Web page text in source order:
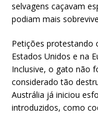
selvagens caçavam
podiam mais
Petições protestando
Estados Unidos e na
Inclusive, o gato não
considerado tão
Austrália já iniciou
introduzidos, como